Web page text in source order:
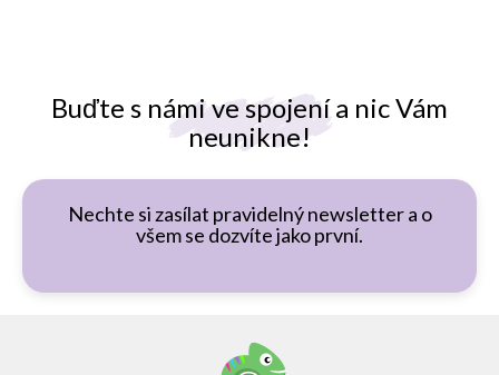
Buďte s námi ve spojení a nic Vám
neunikne!
Nechte si zasílat pravidelný newsletter a o
všem se dozvíte jako první.